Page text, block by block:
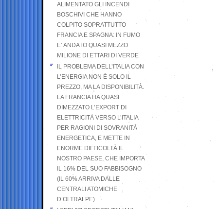
ALIMENTATO GLI INCENDI
BOSCHIVI CHE HANNO
COLPITO SOPRATTUTTO
FRANCIA E SPAGNA: IN FUMO
E’ ANDATO QUASI MEZZO
MILIONE DI ETTARI DI VERDE
IL PROBLEMA DELL’ITALIA CON
L’ENERGIA NON È SOLO IL
PREZZO, MA LA DISPONIBILITÀ.
LA FRANCIA HA QUASI
DIMEZZATO L’EXPORT DI
ELETTRICITÀ VERSO L’ITALIA
PER RAGIONI DI SOVRANITÀ
ENERGETICA, E METTE IN
ENORME DIFFICOLTÀ IL
NOSTRO PAESE, CHE IMPORTA
IL 16% DEL SUO FABBISOGNO
(IL 60% ARRIVA DALLE
CENTRALI ATOMICHE
D’OLTRALPE)